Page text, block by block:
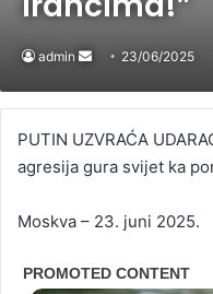
admin
Send
email
23/06/2025
PUTIN UZVRAĆA
agresija gura svijet ka
Moskva – 23. juni 2025.